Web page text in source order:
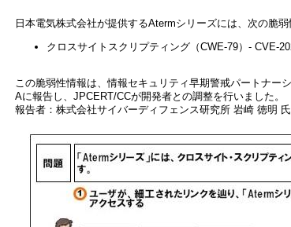
日本電気株式会社が提供するAtermシリーズには、次の脆弱
クロスサイトスクリプティング（CWE-79）- CVE-
この脆弱性情報は、情報セキュリティ早期警戒パートナー
Aに報告し、JPCERT/CCが開発者との調整を行いました。
報告者：株式会社サイバーディフェンス研究所 岩崎 徳明 氏